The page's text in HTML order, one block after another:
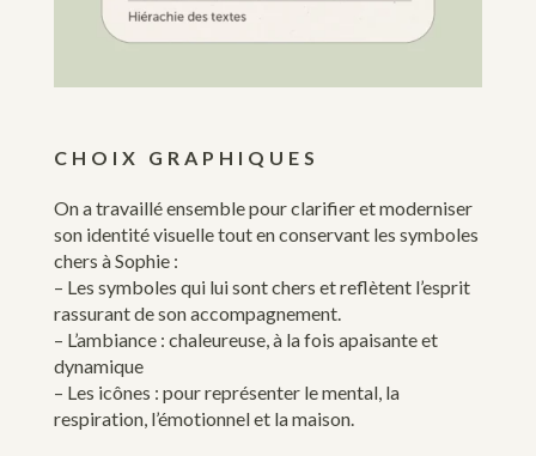
CHOIX GRAPHIQUES
On a travaillé ensemble pour clarifier et moderniser
son identité visuelle tout en conservant les symboles
chers à Sophie :
– Les symboles qui lui sont chers et reflètent l’esprit
rassurant de son accompagnement.
– L’ambiance : chaleureuse, à la fois apaisante et
dynamique
– Les icônes : pour représenter le mental, la
respiration, l’émotionnel et la maison.